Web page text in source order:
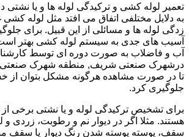
تعمیر لوله کشی و ترکیدگی لوله ها و یا
به دلایل مختلفی اتفاق می افتد مثل لوله کشی
زدگی لوله ها و مسائلی از این قبیل. برای
آسیب های جدی به سیستم لوله کشی بهتر
آب و فاضلاب به صورت دوره ای توسط
درشهرک صنعتی شریف, منطقه شهرک
تا در صورت مشاهده هرگونه مشکل بتوان از
جلوگیری کرد.
برای تشخیص ترکیدگی لوله و یا نشتی برخی از
هستند. مثلا اگر در دیوار نم و رطوبت، زردی و
سقف، پوسته پوسته شدن رنگ دیوار یا سقف